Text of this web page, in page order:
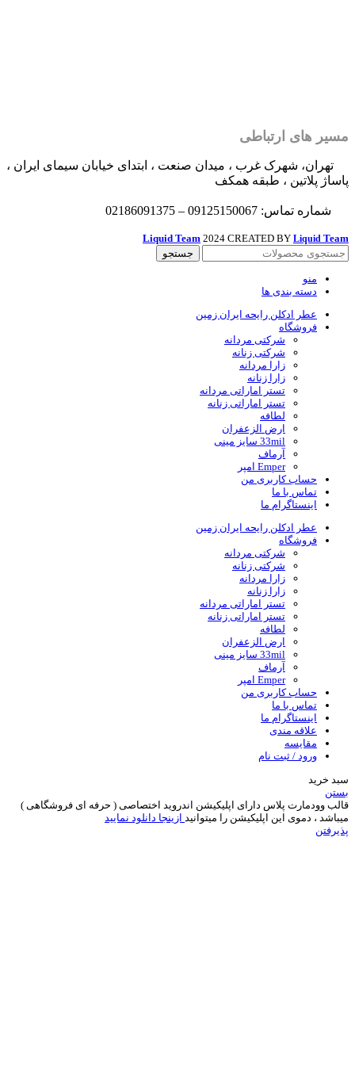
مسیر های ارتباطی
تهران، شهرک غرب ، میدان صنعت ، ابتدای خیابان سیمای ایران ،
پاساژ پلاتین ، طبقه همکف
شماره تماس: 09125150067 – 02186091375
Liquid Team 2024 CREATED BY Liquid Team
جستجو
منو
دسته بندی ها
عطر ادکلن رایحه ایران زمین
فروشگاه
شرکتی مردانه
شرکتی زنانه
زارا مردانه
زارا زنانه
تستر اماراتی مردانه
تستر اماراتی زنانه
لطافه
ارض الزعفران
33mil سایز مینی
آرماف
Emper امپر
حساب کاربری من
تماس با ما
اینستاگرام ما
عطر ادکلن رایحه ایران زمین
فروشگاه
شرکتی مردانه
شرکتی زنانه
زارا مردانه
زارا زنانه
تستر اماراتی مردانه
تستر اماراتی زنانه
لطافه
ارض الزعفران
33mil سایز مینی
آرماف
Emper امپر
حساب کاربری من
تماس با ما
اینستاگرام ما
علاقه مندی
مقایسه
ورود / ثبت نام
سبد خرید
بستن
قالب وودمارت پلاس دارای اپلیکیشن اندروید اختصاصی ( حرفه ای فروشگاهی )
میباشد ، دموی این اپلیکیشن را میتوانید ازینجا دانلود نمایید
پذیرفتن